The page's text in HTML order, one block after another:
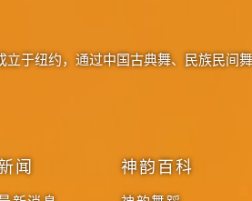
于纽约，通过中国古典舞、民族民间
闻 神韵百科